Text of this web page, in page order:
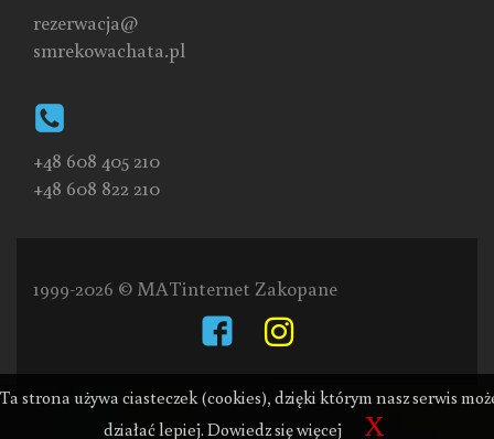
rezerwacja@
smrekowachata.pl
+48 608 405 210
+48 608 822 210
1999-2026 © MATinternet Zakopane
Ta strona używa ciasteczek (cookies), dzięki którym nasz serwis
działać lepiej. Dowiedz się więcej X